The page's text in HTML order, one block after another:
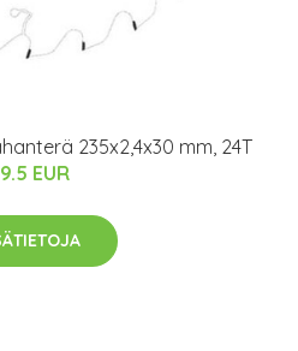
235x2,4x30 mm, 24T
EUR